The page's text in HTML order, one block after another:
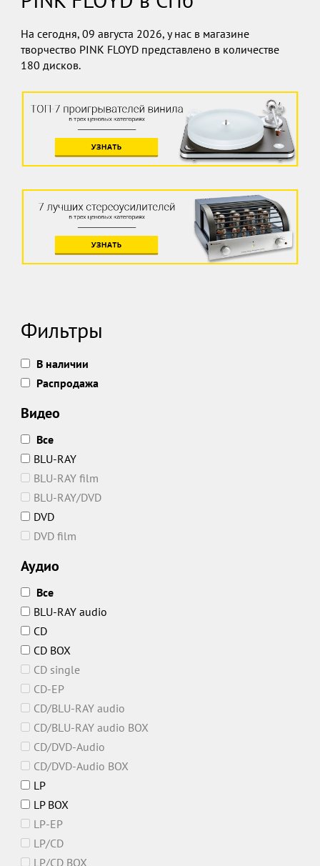
На сегодня, 09 августа 2026, у нас в магазине
творчество PINK FLOYD представлено в количестве
180 дисков.
Фильтры
В наличии
Распродажа
Видео
Все
BLU-RAY
BLU-RAY film
BLU-RAY/DVD
DVD
DVD film
Аудио
Все
BLU-RAY audio
CD
CD BOX
CD single
CD-EP
CD/BLU-RAY audio
CD/BLU-RAY audio BOX
CD/DVD-Audio
CD/DVD-Audio BOX
LP
LP BOX
LP-EP
LP/CD
LP/CD BOX